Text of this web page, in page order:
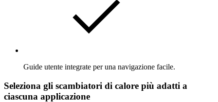
Guide utente integrate per una navigazione facile.
Seleziona gli scambiatori di calore più adatti a
ciascuna applicazione